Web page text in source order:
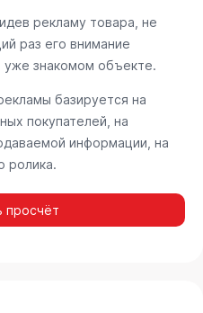
рекламу товара, не
раз его внимание
уже знакомом объекте.
базируется на
покупателей, на
информации, на
ролика.
просчёт